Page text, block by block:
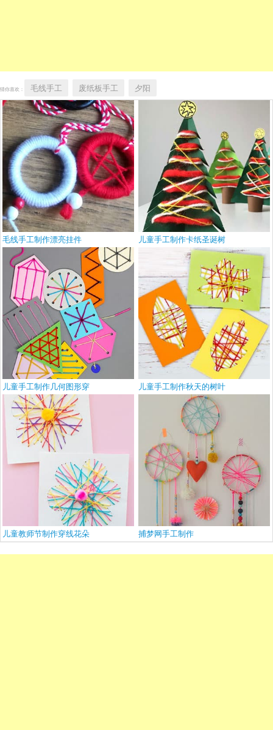
猜你喜欢： 毛线手工 废纸板手工 夕阳
毛线手工制作漂亮挂件 儿童手工制作卡纸圣诞树
儿童手工制作几何图形穿 儿童手工制作秋天的树叶
儿童教师节制作穿线花朵 捕梦网手工制作